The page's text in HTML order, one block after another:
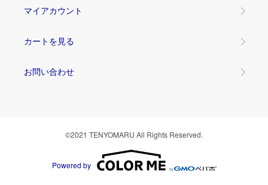
マイアカウント
カートを見る
お問い合わせ
©2021 TENYOMARU All Rights Reserved.
Powered by